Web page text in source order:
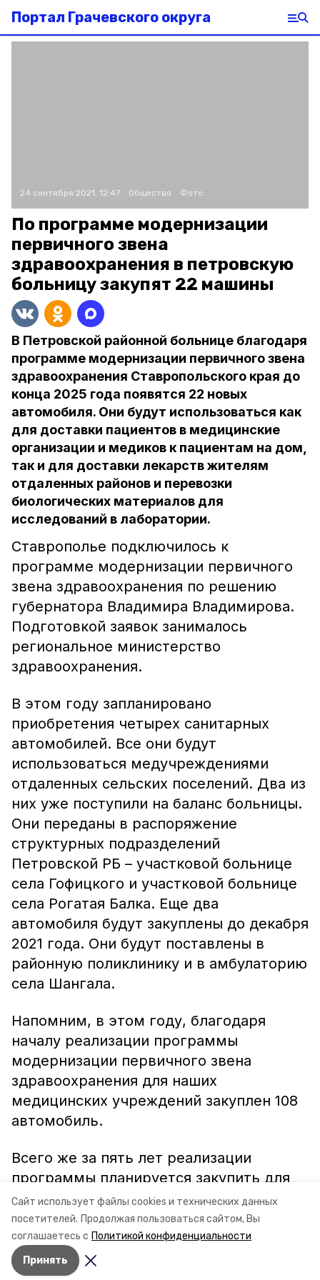
Сайт использует файлы cookies и технических данных
посетителей. Продолжая пользоваться сайтом, Вы
соглашаетесь с Политикой конфиденциальности
Принять
Портал Грачевского округа
24 сентября 2021, 12:47 Общество Фото:
По программе модернизации
первичного звена
здравоохранения в петровскую
больницу закупят 22 машины
В Петровской районной больнице благодаря
программе модернизации первичного звена
здравоохранения Ставропольского края до
конца 2025 года появятся 22 новых
автомобиля. Они будут использоваться как
для доставки пациентов в медицинские
организации и медиков к пациентам на дом,
так и для доставки лекарств жителям
отдаленных районов и перевозки
биологических материалов для
исследований в лаборатории.
Ставрополье подключилось к
программе модернизации первичного
звена здравоохранения по решению
губернатора Владимира Владимирова.
Подготовкой заявок занималось
региональное министерство
здравоохранения.
В этом году запланировано
приобретения четырех санитарных
автомобилей. Все они будут
использоваться медучреждениями
отдаленных сельских поселений. Два из
них уже поступили на баланс больницы.
Они переданы в распоряжение
структурных подразделений
Петровской РБ – участковой больнице
села Гофицкого и участковой больнице
села Рогатая Балка. Еще два
автомобиля будут закуплены до декабря
2021 года. Они будут поставлены в
районную поликлинику и в амбулаторию
села Шангала.
Напомним, в этом году, благодаря
началу реализации программы
модернизации первичного звена
здравоохранения для наших
медицинских учреждений закуплен 108
автомобиль.
Всего же за пять лет реализации
программы планируется закупить для
медучреждений региона 661
автомобиль.
Авторы: Анастасия Ряжская